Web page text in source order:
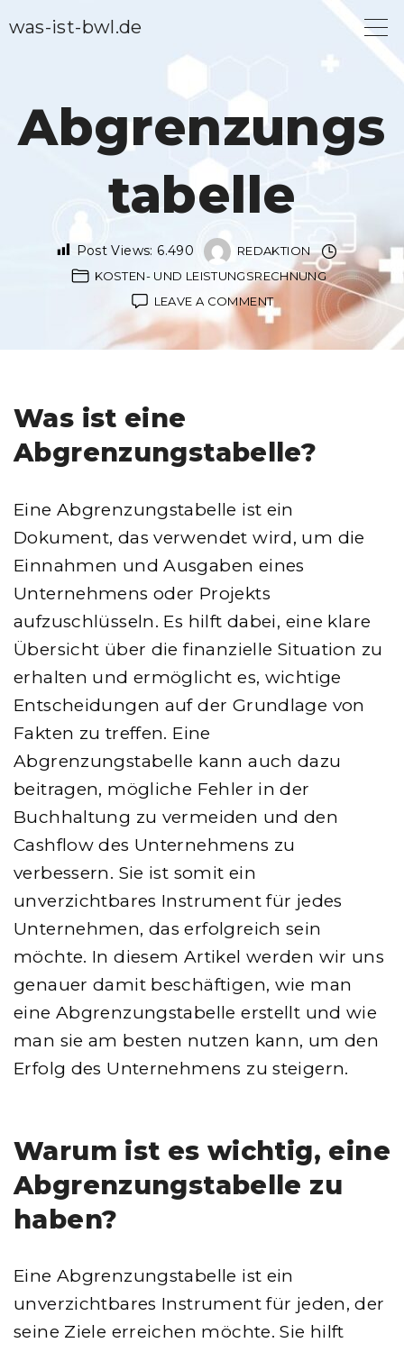
t
was-ist-bwl.de
Abgrenzungs
tabelle
Post Views: 6.490
REDAKTION
KOSTEN- UND LEISTUNGSRECHNUNG
LEAVE A COMMENTON
Was ist eine
Abgrenzungstabelle?
Eine Abgrenzungstabelle ist ein
Dokument, das verwendet wird, um die
Einnahmen und Ausgaben eines
Unternehmens oder Projekts
aufzuschlüsseln. Es hilft dabei, eine klare
Übersicht über die finanzielle Situation zu
erhalten und ermöglicht es, wichtige
Entscheidungen auf der Grundlage von
Fakten zu treffen. Eine
Abgrenzungstabelle kann auch dazu
beitragen, mögliche Fehler in der
Buchhaltung zu vermeiden und den
Cashflow des Unternehmens zu
verbessern. Sie ist somit ein
unverzichtbares Instrument für jedes
Unternehmen, das erfolgreich sein
möchte. In diesem Artikel werden wir uns
genauer damit beschäftigen, wie man
eine Abgrenzungstabelle erstellt und wie
man sie am besten nutzen kann, um den
Erfolg des Unternehmens zu steigern.
Warum ist es wichtig, eine
Abgrenzungstabelle zu
haben?
Eine Abgrenzungstabelle ist ein
unverzichtbares Instrument für jeden, der
seine Ziele erreichen möchte. Sie hilft